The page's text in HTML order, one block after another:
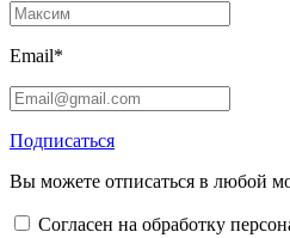
Email*
Подписаться
Вы можете отписаться в любой
Согласен на обработку